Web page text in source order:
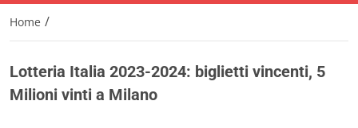
Home /
Lotteria Italia 2023-2024: biglietti vincenti, 5
Milioni vinti a Milano